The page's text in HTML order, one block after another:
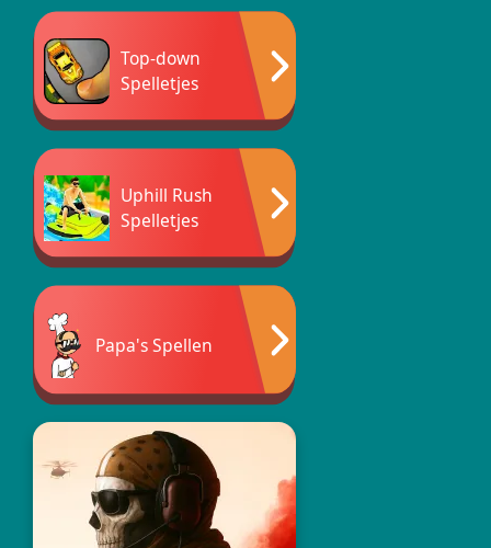
Top-down
Spelletjes
Uphill Rush
Spelletjes
Papa's Spellen